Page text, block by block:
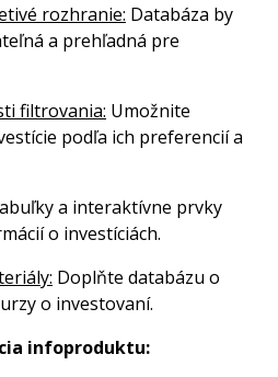
rozhranie: Databáza by
a prehľadná pre
filtrovania: Umožnite
podľa ich preferencií a
a interaktívne prvky
o investíciách.
Doplňte databázu o
o investovaní.
infoproduktu: